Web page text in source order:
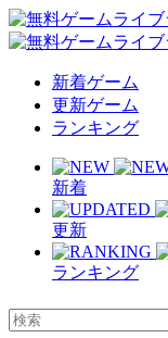
新着ゲーム
更新ゲーム
ランキング
新着
更新
ランキング